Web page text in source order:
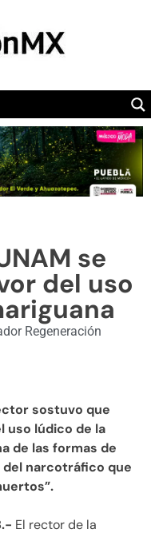
se
del uso
Regeneración
sostuvo que
uso lúdico de la
de las formas de
narcotráfico que
El rector de la